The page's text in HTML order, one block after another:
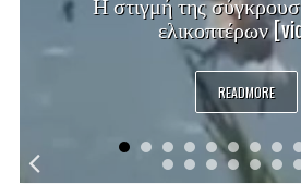
ελικοπτέρων
READMORE